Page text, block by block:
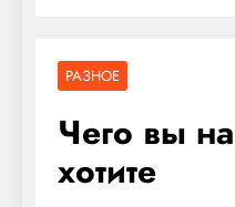
РАЗНОЕ
Чего вы
хотите